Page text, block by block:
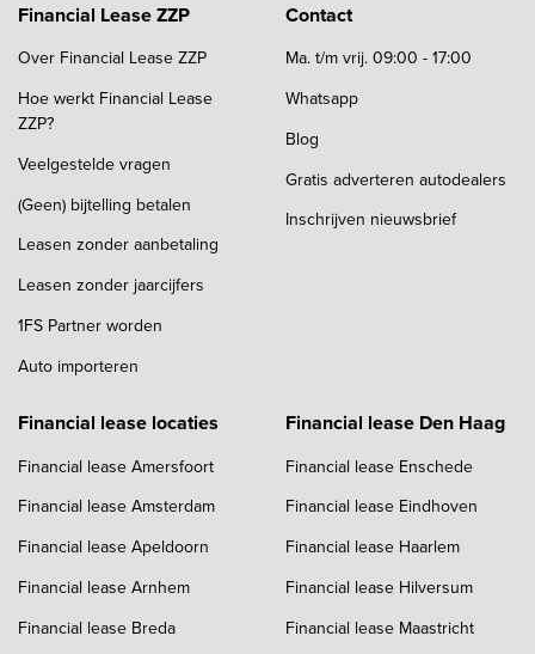
Financial Lease ZZP
Over Financial Lease ZZP
Hoe werkt Financial Lease
ZZP?
Veelgestelde vragen
(Geen) bijtelling betalen
Leasen zonder aanbetaling
Leasen zonder jaarcijfers
1FS Partner worden
Auto importeren
Contact
Ma. t/m vrij. 09:00 - 17:00
Whatsapp
Blog
Gratis adverteren autodealers
Inschrijven nieuwsbrief
Financial lease locaties
Financial lease Amersfoort
Financial lease Amsterdam
Financial lease Apeldoorn
Financial lease Arnhem
Financial lease Breda
Financial lease Den Haag
Financial lease Enschede
Financial lease Eindhoven
Financial lease Haarlem
Financial lease Hilversum
Financial lease Maastricht